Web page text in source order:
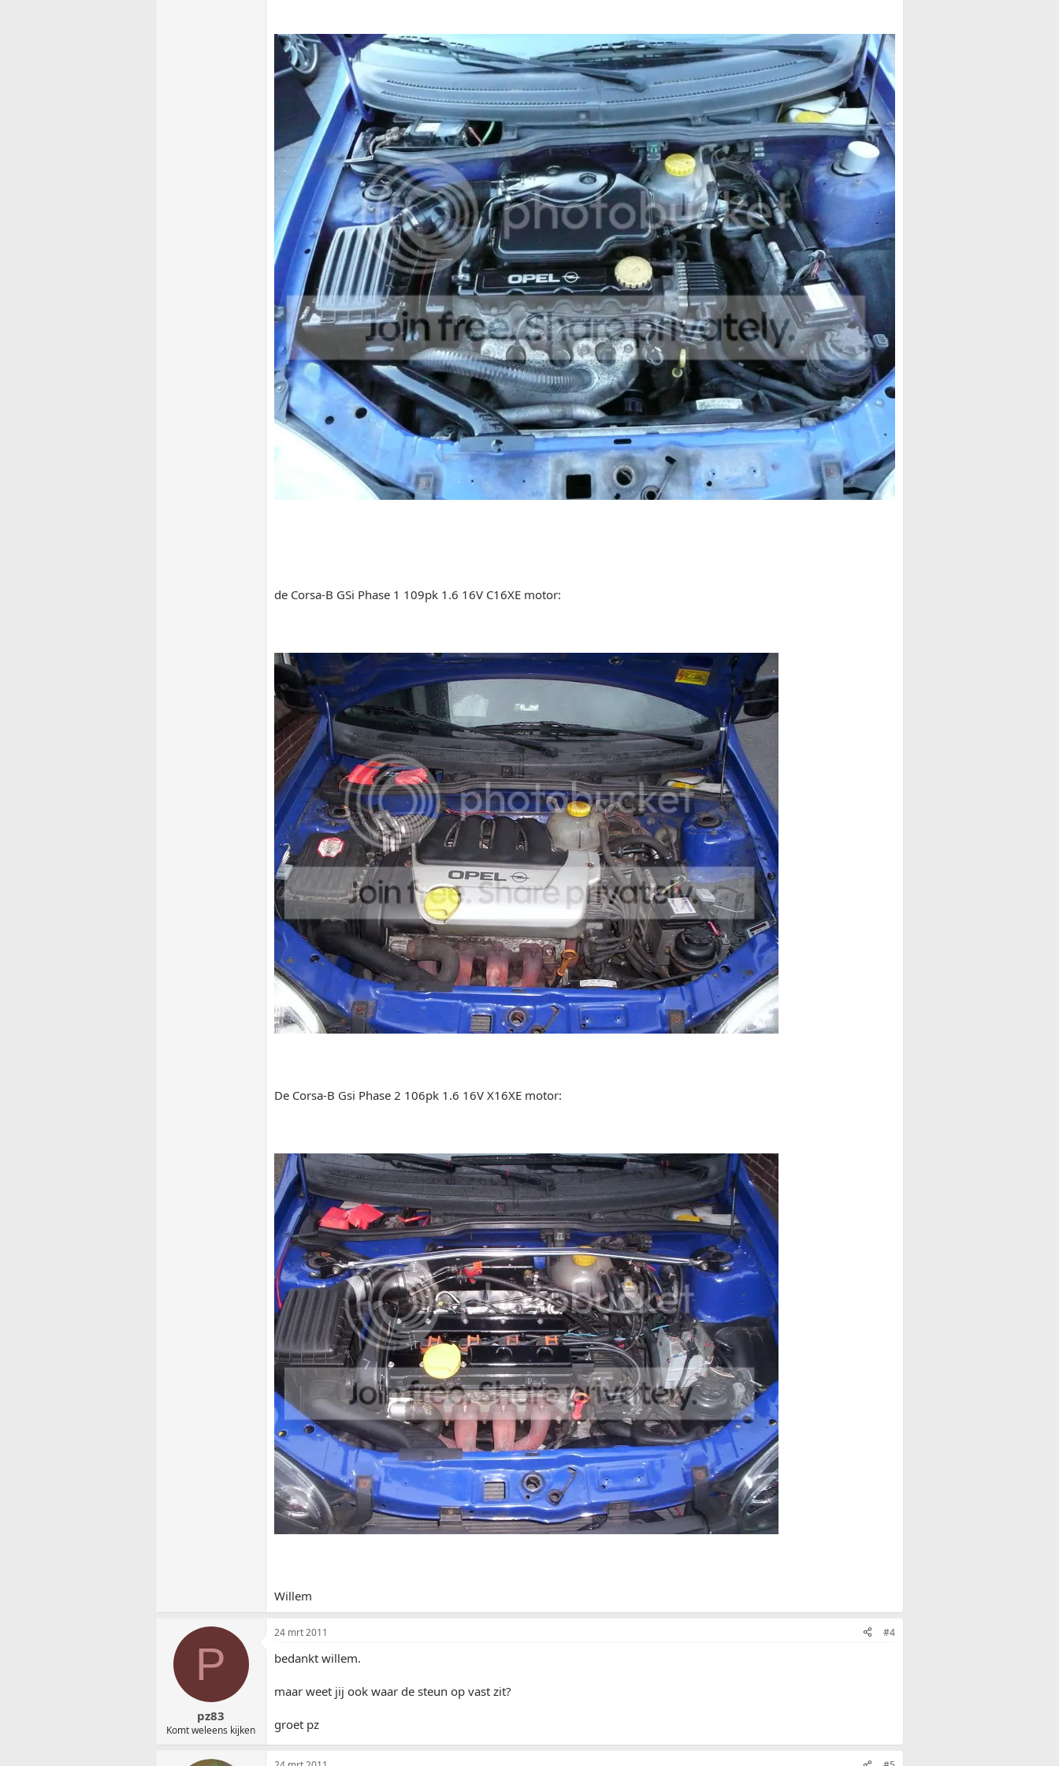
de Corsa-B GSi Phase 1 109pk 1.6 16V C16XE motor:
De Corsa-B Gsi Phase 2 106pk 1.6 16V X16XE motor:
Willem
P
pz83
Komt weleens kijken
24 mrt 2011 #4
bedankt willem.
maar weet jij ook waar de steun op vast zit?
groet pz